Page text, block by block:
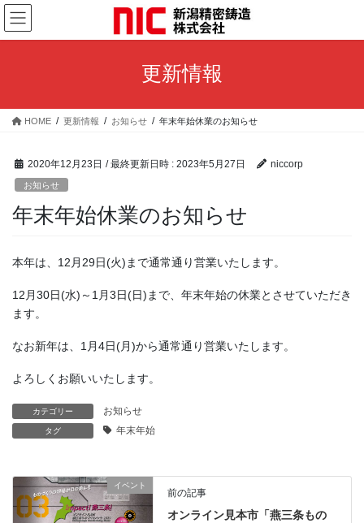
コ
ン
テ
ス
ナ
ビ
ゲ
ン
更新情報
HOME 更新情報 お知らせ 年末年始休業のお知らせ
2020年12月23日 / 最終更新日時 : 2023年5月27日 niccorp
お知らせ
年末年始休業のお知らせ
本年は、12月29日(火)まで通常通り営業いたします。
12月30日(水)～1月3日(日)まで、年末年始の休業とさせていただき
ます。
なお新年は、1月4日(月)から通常通り営業いたします。
よろしくお願いいたします。
カテゴリー お知らせ
タグ 年末年始
イベント
前の記事
オンライン見本市「燕三条もの